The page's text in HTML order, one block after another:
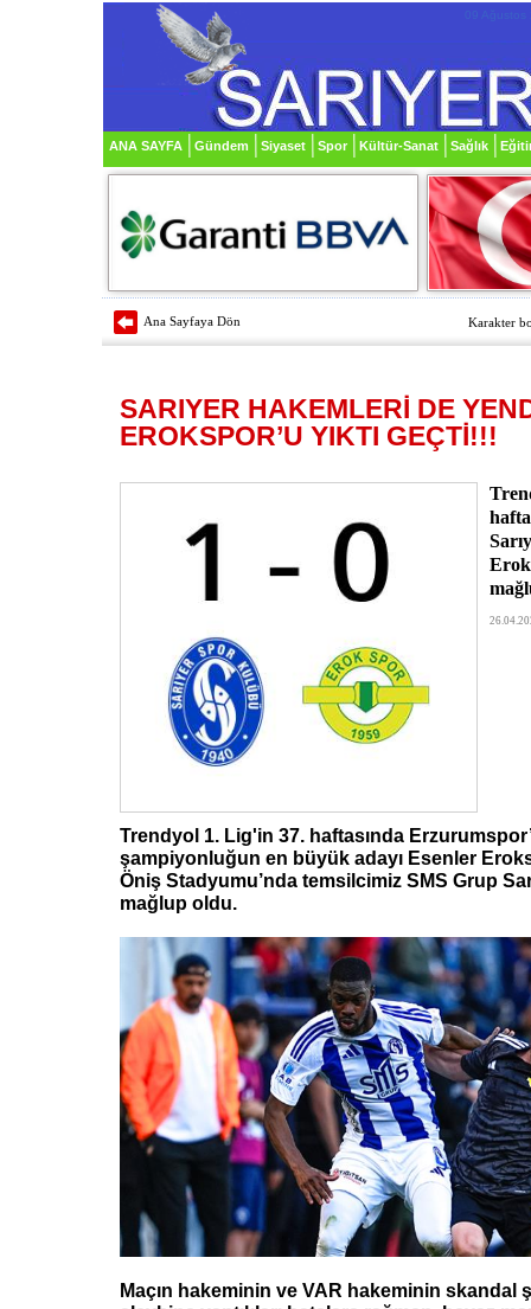
09
ANA SAYFA Gündem Siyaset Spor Kültür-Sanat Sağlık
Ana Sayfaya Dön Karakter
SARIYER HAKEMLERİ DE
EROKSPOR’U YIKTI GEÇTİ!!!
Trendyol 1. Lig'in 37. haftasında
şampiyonluğun en büyük adayı Esenler
Öniş Stadyumu’nda temsilcimiz SMS Grup
mağlup oldu.
Maçın hakeminin ve VAR hakeminin skandal